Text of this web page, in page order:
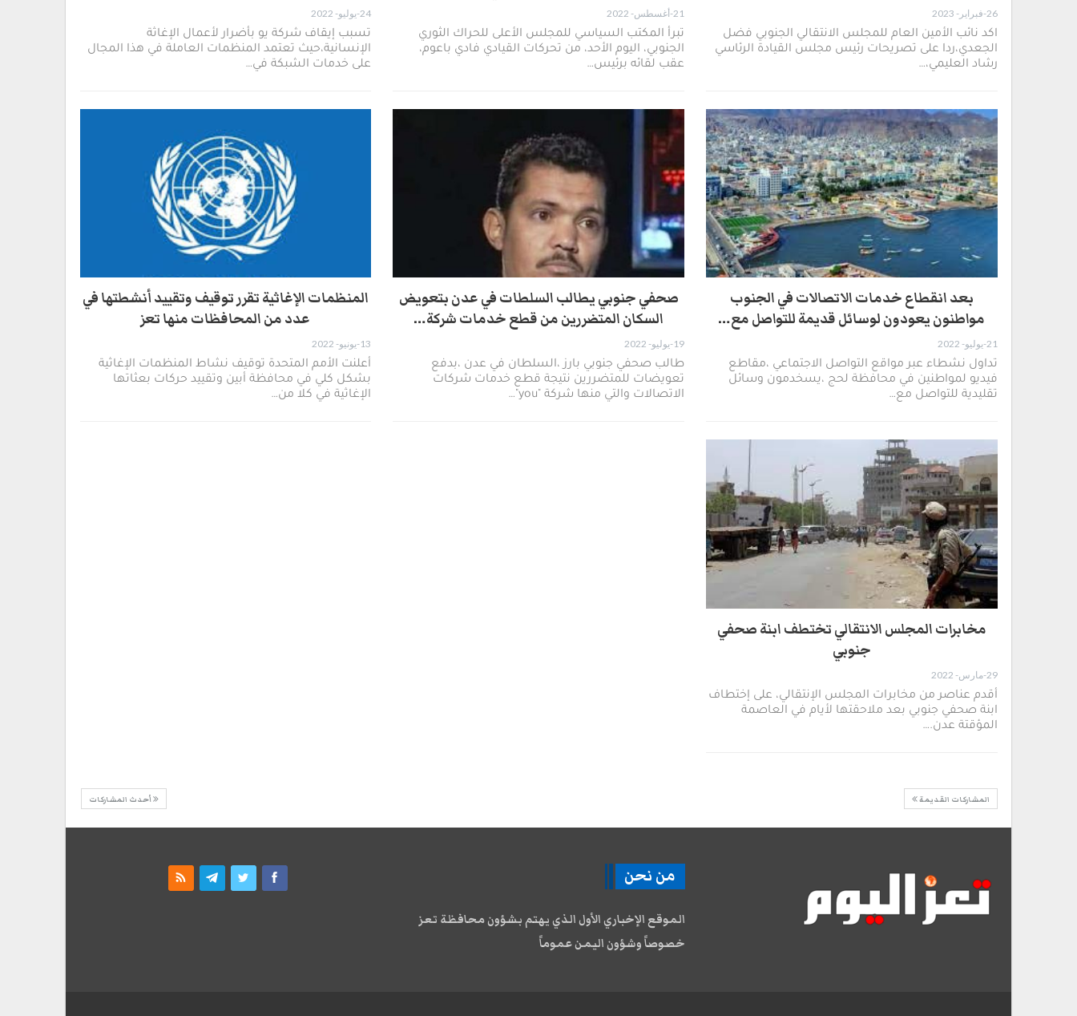
26-فبراير- 2023
اكد نائب الأمين العام للمجلس الانتقالي الجنوبي فضل
الجعدي،ردا على تصريحات رئيس مجلس القيادة الرئاسي
رشاد العليمي،…
21-أغسطس- 2022
تبرأ المكتب السياسي للمجلس الأعلى للحراك الثوري
الجنوبي، اليوم الأحد، من تحركات القيادي فادي باعوم،
عقب لقائه برئيس…
24-يوليو- 2022
تسبب إيقاف شركة يو بأضرار لأعمال الإغاثة
الإنسانية،حيث تعتمد المنظمات العاملة في هذا المجال
على خدمات الشبكة في…
بعد انقطاع خدمات الاتصالات في الجنوب
مواطنون يعودون لوسائل قديمة للتواصل مع…
21-يوليو- 2022
تداول نشطاء عبر مواقع التواصل الاجتماعي ،مقاطع
فيديو لمواطنين في محافظة لحج ،يسخدمون وسائل
تقليدية للتواصل مع…
صحفي جنوبي يطالب السلطات في عدن بتعويض
السكان المتضررين من قطع خدمات شركة…
19-يوليو- 2022
طالب صحفي جنوبي بارز ،السلطان في عدن ،بدفع
تعويضات للمتضررين نتيجة قطع خدمات شركات
الاتصالات والتي منها شركة "you"…
المنظمات الإغاثية تقرر توقيف وتقييد أنشطتها في
عدد من المحافظات منها تعز
13-يونيو- 2022
أعلنت الأمم المتحدة توقيف نشاط المنظمات الإغاثية
بشكل كلي في محافظة أبين وتقييد حركات بعثاتها
الإغاثية في كلا من…
مخابرات المجلس الانتقالي تختطف ابنة صحفي
جنوبي
29-مارس- 2022
أقدم عناصر من مخابرات المجلس الإنتقالي، على إختطاف
ابنة صحفي جنوبي بعد ملاحقتها لأيام في العاصمة
المؤقتة عدن.…
المشاركات القديمة أحدث المشاركات
من نحن
الموقع الإخباري الأول الذي يهتم بشؤون محافظة تعز
خصوصاً وشؤون اليمن عموماً